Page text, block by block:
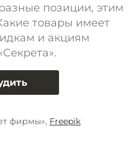
позиции, этим
товары имеет
и акциям
фирмы», Freepik